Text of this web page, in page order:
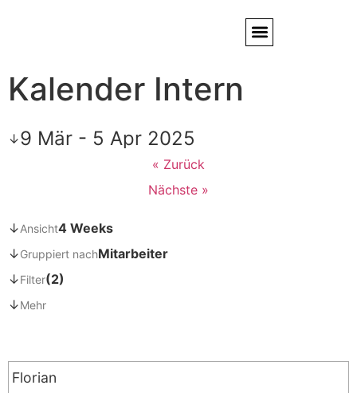
Kalender Intern
↓9 Mär - 5 Apr 2025
« Zurück
Nächste »
↓Ansicht4 Weeks
↓Gruppiert nachMitarbeiter
↓Filter(2)
↓Mehr
Florian